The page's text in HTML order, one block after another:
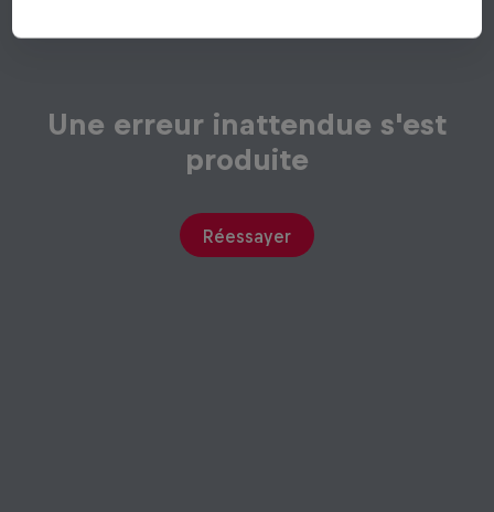
Une erreur inattendue s'est
produite
Réessayer